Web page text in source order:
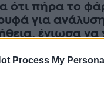
Process My Personal
ότι πήρα το
για
ένιωσα να